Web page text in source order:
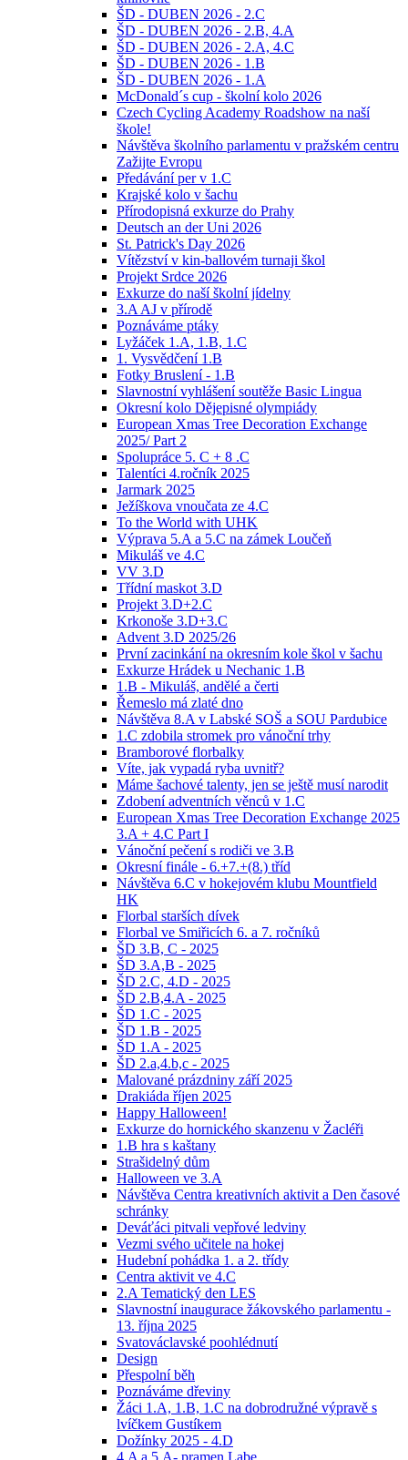
ŠD - DUBEN 2026 - 2.C
ŠD - DUBEN 2026 - 2.B, 4.A
ŠD - DUBEN 2026 - 2.A, 4.C
ŠD - DUBEN 2026 - 1.B
ŠD - DUBEN 2026 - 1.A
McDonald´s cup - školní kolo 2026
Czech Cycling Academy Roadshow na naší
škole!
Návštěva školního parlamentu v pražském centru
Zažijte Evropu
Předávání per v 1.C
Krajské kolo v šachu
Přírodopisná exkurze do Prahy
Deutsch an der Uni 2026
St. Patrick's Day 2026
Vítězství v kin-ballovém turnaji škol
Projekt Srdce 2026
Exkurze do naší školní jídelny
3.A AJ v přírodě
Poznáváme ptáky
Lyžáček 1.A, 1.B, 1.C
1. Vysvědčení 1.B
Fotky Bruslení - 1.B
Slavnostní vyhlášení soutěže Basic Lingua
Okresní kolo Dějepisné olympiády
European Xmas Tree Decoration Exchange
2025/ Part 2
Spolupráce 5. C + 8 .C
Talentíci 4.ročník 2025
Jarmark 2025
Ježíškova vnoučata ze 4.C
To the World with UHK
Výprava 5.A a 5.C na zámek Loučeň
Mikuláš ve 4.C
VV 3.D
Třídní maskot 3.D
Projekt 3.D+2.C
Krkonoše 3.D+3.C
Advent 3.D 2025/26
První zacinkání na okresním kole škol v šachu
Exkurze Hrádek u Nechanic 1.B
1.B - Mikuláš, andělé a čerti
Řemeslo má zlaté dno
Návštěva 8.A v Labské SOŠ a SOU Pardubice
1.C zdobila stromek pro vánoční trhy
Bramborové florbalky
Víte, jak vypadá ryba uvnitř?
Máme šachové talenty, jen se ještě musí narodit
Zdobení adventních věnců v 1.C
European Xmas Tree Decoration Exchange 2025
3.A + 4.C Part I
Vánoční pečení s rodiči ve 3.B
Okresní finále - 6.+7.+(8.) tříd
Návštěva 6.C v hokejovém klubu Mountfield
HK
Florbal starších dívek
Florbal ve Smiřicích 6. a 7. ročníků
ŠD 3.B, C - 2025
ŠD 3.A,B - 2025
ŠD 2.C, 4.D - 2025
ŠD 2.B,4.A - 2025
ŠD 1.C - 2025
ŠD 1.B - 2025
ŠD 1.A - 2025
ŠD 2.a,4.b,c - 2025
Malované prázdniny září 2025
Drakiáda říjen 2025
Happy Halloween!
Exkurze do hornického skanzenu v Žacléři
1.B hra s kaštany
Strašidelný dům
Halloween ve 3.A
Návštěva Centra kreativních aktivit a Den časové
schránky
Deváťáci pitvali vepřové ledviny
Vezmi svého učitele na hokej
Hudební pohádka 1. a 2. třídy
Centra aktivit ve 4.C
2.A Tematický den LES
Slavnostní inaugurace žákovského parlamentu -
13. října 2025
Svatováclavské poohlédnutí
Design
Přespolní běh
Poznáváme dřeviny
Žáci 1.A, 1.B, 1.C na dobrodružné výpravě s
lvíčkem Gustíkem
Dožínky 2025 - 4.D